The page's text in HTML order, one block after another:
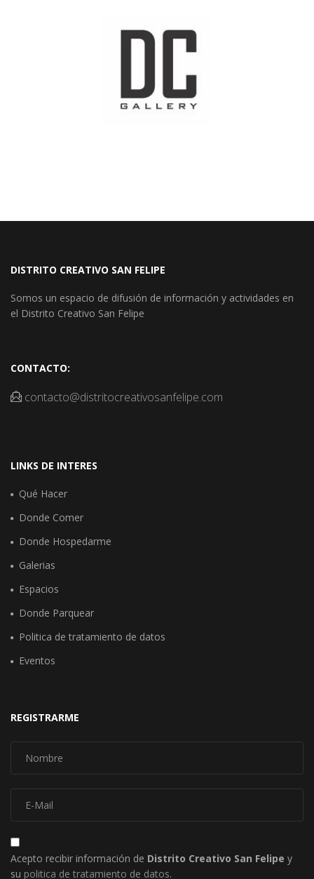
DISTRITO CREATIVO SAN FELIPE
Somos un espacio de difusión de información y actividades en
el Distrito Creativo San Felipe
CONTACTO:
contacto@distritocreativosanfelipe.com
LINKS DE INTERES
Qué Hacer
Donde Comer
Donde Hospedarme
Galerias
Espacios
Donde Parquear
Politica de tratamiento de datos
Eventos
REGISTRARME
Acepto recibir información de Distrito Creativo San Felipe y
su politica de tratamiento de datos.